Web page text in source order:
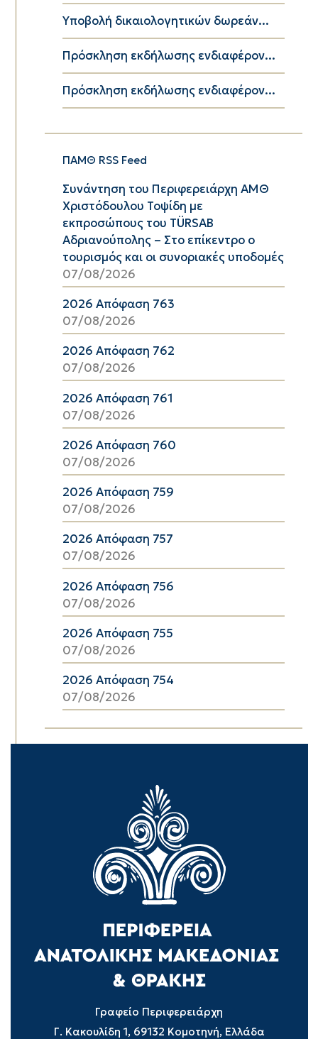
Υποβολή δικαιολογητικών δωρεάν...
Πρόσκληση εκδήλωσης ενδιαφέρον...
Πρόσκληση εκδήλωσης ενδιαφέρον...
ΠΑΜΘ RSS Feed
Συνάντηση του Περιφερειάρχη ΑΜΘ
Χριστόδουλου Τοψίδη με
εκπροσώπους του TÜRSAB
Αδριανούπολης – Στο επίκεντρο ο
τουρισμός και οι συνοριακές υποδομές
07/08/2026
2026 Απόφαση 763
07/08/2026
2026 Απόφαση 762
07/08/2026
2026 Απόφαση 761
07/08/2026
2026 Απόφαση 760
07/08/2026
2026 Απόφαση 759
07/08/2026
2026 Απόφαση 757
07/08/2026
2026 Απόφαση 756
07/08/2026
2026 Απόφαση 755
07/08/2026
2026 Απόφαση 754
07/08/2026
Γραφείο Περιφερειάρχη
Γ. Κακουλίδη 1, 69132 Κομοτηνή, Ελλάδα